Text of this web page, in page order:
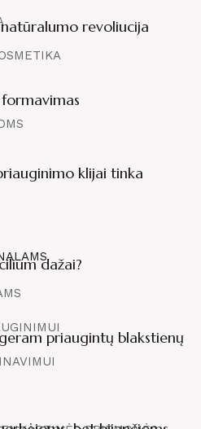
revoliucija
klijai tinka
dažai?
priaugintų blakstienų